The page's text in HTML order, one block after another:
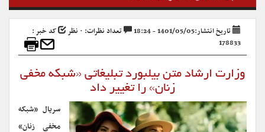
تاریخ انتشار:1401/05/05 - 18:24 تعداد نظرات: ۰ نظر
کد خبر :
178833
وزارت ارشاد متن بیلبورد تبلیغاتی «شبکه مخفی
زنان» را تغییر داد
سریال «شبکه
مخفی زنان»